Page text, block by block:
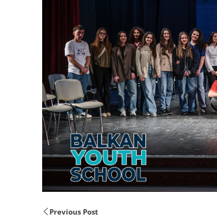
Previous Post